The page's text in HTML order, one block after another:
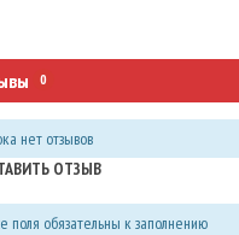
0
нет отзывов
ОТЗЫВ
поля обязательны к заполнению